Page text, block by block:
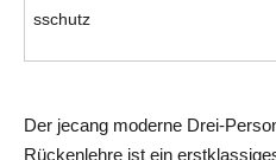
sschutz
Der jecang moderne Drei-
Rückenlehre ist ein